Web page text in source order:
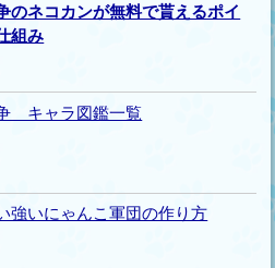
のネコカンが無料で貰えるポイ
組み
キャラ図鑑一覧
強いにゃんこ軍団の作り方